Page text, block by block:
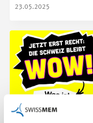
23.05.2025